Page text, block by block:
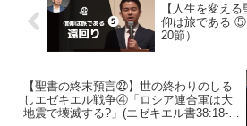
【人生を変え
仰は旅である ⑤
20節）
【聖書の終末預言㉒】世の終わりのしる
しエゼキエル戦争④「ロシア連合軍は大
地震で壊滅する?」(エゼキエル書38:18-